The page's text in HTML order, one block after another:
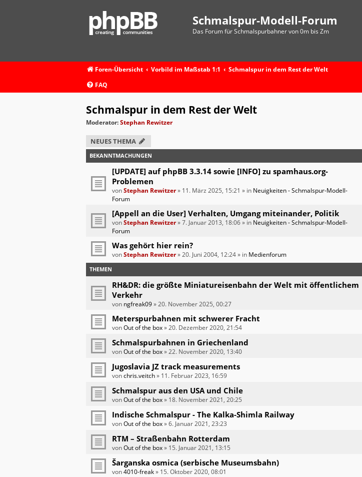
Schmalspur-Modell-Forum
Das Forum für Schmalspurbahner von 0m bis Zm
Foren-Übersicht Vorbild im Maßstab 1:1
Schmalspur in dem Rest der Welt
FAQ
Schmalspur in dem Rest der Welt
Moderator:Stephan Rewitzer
NEUES THEMA
BEKANNTMACHUNGEN
[UPDATE] auf phpBB 3.3.14 sowie [INFO] zu spamhaus.org-
Problemen
vonStephan Rewitzer» 11. März 2025, 15:21 » in Neuigkeiten - Schmalspur-Modell-
Forum
[Appell an die User] Verhalten, Umgang miteinander, Politik
vonStephan Rewitzer»7. Januar 2013, 18:06» in Neuigkeiten - Schmalspur-Modell-
Forum
Was gehört hier rein?
vonStephan Rewitzer»20. Juni 2004, 12:24» in Medienforum
THEMEN
RH&DR: die größte Miniatureisenbahn der Welt mit öffentlichem
Verkehr
von ngfreak09»20. November 2025, 00:27
Meterspurbahnen mit schwerer Fracht
vonOut of the box»20. Dezember 2020, 21:54
Schmalspurbahnen in Griechenland
vonOut of the box»22. November 2020, 13:40
Jugoslavia JZ track measurements
vonchris.veitch» 11. Februar 2023, 16:59
Schmalspur aus den USA und Chile
vonOut of the box» 18. November 2021, 20:25
Indische Schmalspur - The Kalka-Shimla Railway
vonOut of the box»6. Januar 2021, 23:23
RTM – Straßenbahn Rotterdam
vonOut of the box» 15. Januar 2021, 13:15
Šarganska osmica (serbische Museumsbahn)
von4010-freak» 15. Oktober 2020, 08:01